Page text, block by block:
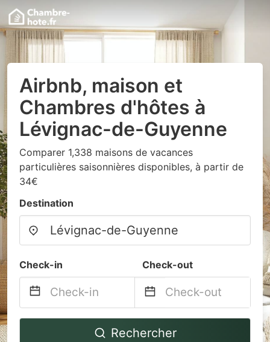
Airbnb, maison et
Chambres d'hôtes à
Lévignac-de-Guyenne
Comparer 1,338 maisons de vacances
particulières saisonnières disponibles, à partir de
34€
Destination
Check-in Check-out
Navigate
Navigate
backward
Rechercher